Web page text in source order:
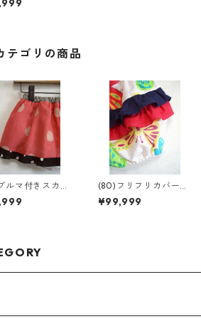
テゴリの商品
ルマ付きスカー
(80)フリフリカバーパ
ンツ
¥99,999